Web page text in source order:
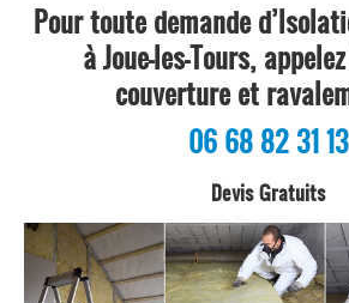
Pour toute demande
à Joue-les-Tours,
couverture et
06 68 82 31 13
Devis Gratuits